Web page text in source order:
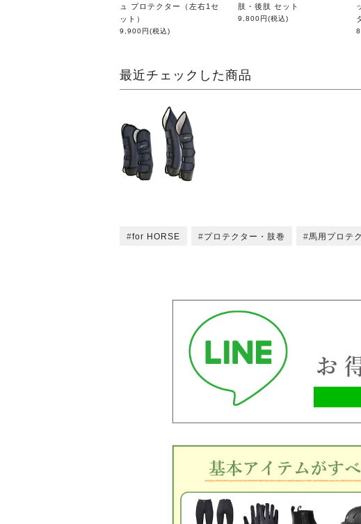
ュ プロテクター（左右1セ
ット）
9,900円(税込)
肢・後肢 セット
9,800円(税込)
最近チェックした商品
for HORSE プロテクター・肢巻 馬用プロテ